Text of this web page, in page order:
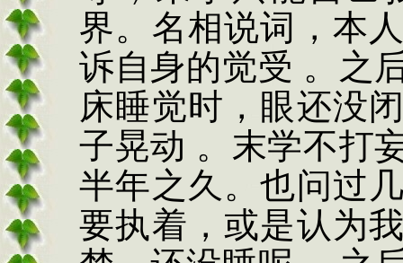
界。名相说词 ， 本
诉自身的觉受 。之
床睡觉时 ， 眼还没
子晃动 。末学不打
半年之久。也问过
要执着 ，或是认为